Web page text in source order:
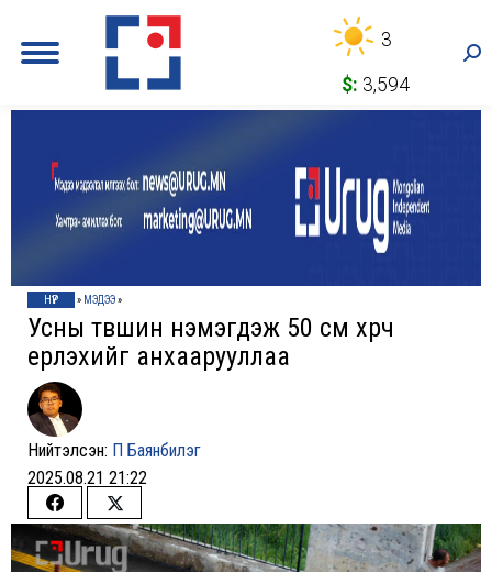
3
$: 3,594
НҮҮР » МЭДЭЭ»
Усны түвшин нэмэгдэж 50 см хүрч
үерлэхийг анхаарууллаа
Нийтэлсэн: П Баянбилэг
2025.08.21 21:22
Share
on
Share
on